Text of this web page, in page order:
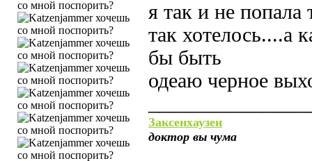
я так и не попала
так хотелось....а
бы быть
одеаю черное
Заксенхаузен
доктор вы чума